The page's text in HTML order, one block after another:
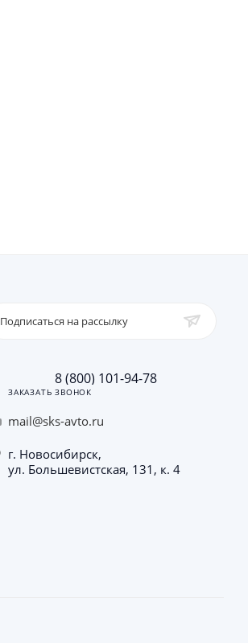
Подписаться на рассылку
8 (800) 101-94-78
ЗАКАЗАТЬ ЗВОНОК
mail@sks-avto.ru
г. Новосибирск,
ул. Большевистская, 131, к. 4